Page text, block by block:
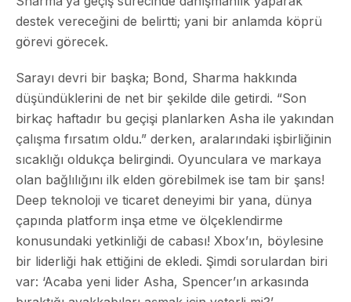
destek vereceğini de belirtti; yani bir anlamda köprü
görevi görecek.
Sarayı devri bir başka; Bond, Sharma hakkında
düşündüklerini de net bir şekilde dile getirdi. “Son
birkaç haftadır bu geçişi planlarken Asha ile yakından
çalışma fırsatım oldu.” derken, aralarındaki işbirliğinin
sıcaklığı oldukça belirgindi. Oyunculara ve markaya
olan bağlılığını ilk elden görebilmek ise tam bir şans!
Deep teknoloji ve ticaret deneyimi bir yana, dünya
çapında platform inşa etme ve ölçeklendirme
konusundaki yetkinliği de cabası! Xbox’ın, böylesine
bir liderliği hak ettiğini de ekledi. Şimdi sorulardan biri
var: ‘Acaba yeni lider Asha, Spencer’ın arkasında